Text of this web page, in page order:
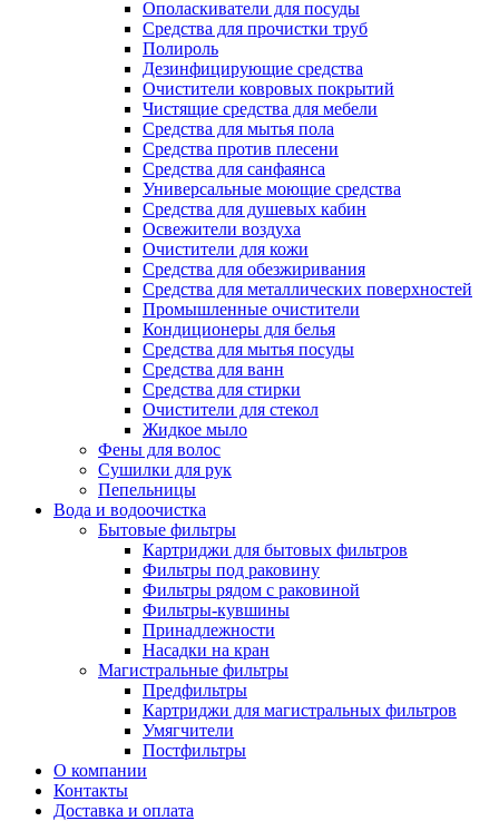
Ополаскиватели для посуды
Средства для прочистки труб
Полироль
Дезинфицирующие средства
Очистители ковровых покрытий
Чистящие средства для мебели
Средства для мытья пола
Средства против плесени
Средства для санфаянса
Универсальные моющие средства
Средства для душевых кабин
Освежители воздуха
Очистители для кожи
Средства для обезжиривания
Средства для металлических поверхностей
Промышленные очистители
Кондиционеры для белья
Средства для мытья посуды
Средства для ванн
Средства для стирки
Очистители для стекол
Жидкое мыло
Фены для волос
Сушилки для рук
Пепельницы
Вода и водоочистка
Бытовые фильтры
Картриджи для бытовых фильтров
Фильтры под раковину
Фильтры рядом с раковиной
Фильтры-кувшины
Принадлежности
Насадки на кран
Магистральные фильтры
Предфильтры
Картриджи для магистральных фильтров
Умягчители
Постфильтры
О компании
Контакты
Доставка и оплата